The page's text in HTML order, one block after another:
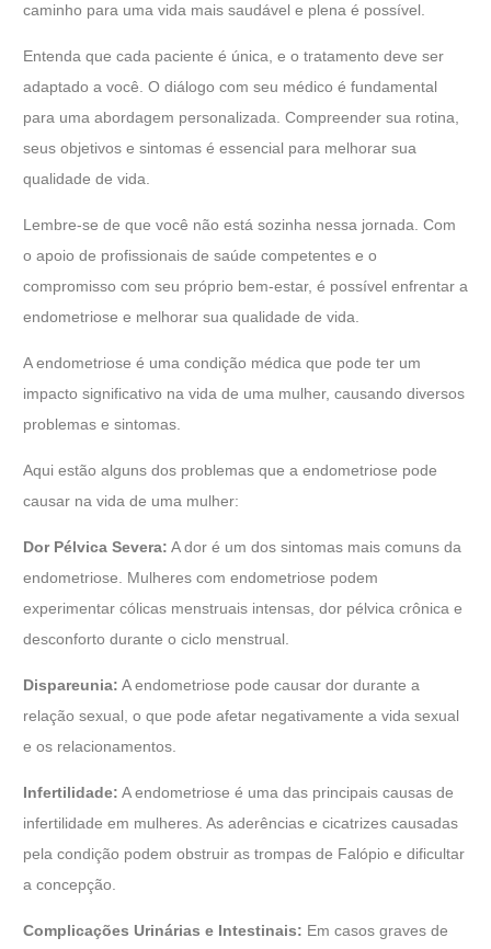
caminho para uma vida mais saudável e plena é possível.
Entenda que cada paciente é única, e o tratamento deve ser
adaptado a você. O diálogo com seu médico é fundamental
para uma abordagem personalizada. Compreender sua rotina,
seus objetivos e sintomas é essencial para melhorar sua
qualidade de vida.
Lembre-se de que você não está sozinha nessa jornada. Com
o apoio de profissionais de saúde competentes e o
compromisso com seu próprio bem-estar, é possível enfrentar a
endometriose e melhorar sua qualidade de vida.
A endometriose é uma condição médica que pode ter um
impacto significativo na vida de uma mulher, causando diversos
problemas e sintomas.
Aqui estão alguns dos problemas que a endometriose pode
causar na vida de uma mulher:
Dor Pélvica Severa: A dor é um dos sintomas mais comuns da
endometriose. Mulheres com endometriose podem
experimentar cólicas menstruais intensas, dor pélvica crônica e
desconforto durante o ciclo menstrual.
Dispareunia: A endometriose pode causar dor durante a
relação sexual, o que pode afetar negativamente a vida sexual
e os relacionamentos.
Infertilidade: A endometriose é uma das principais causas de
infertilidade em mulheres. As aderências e cicatrizes causadas
pela condição podem obstruir as trompas de Falópio e dificultar
a concepção.
Complicações Urinárias e Intestinais: Em casos graves de